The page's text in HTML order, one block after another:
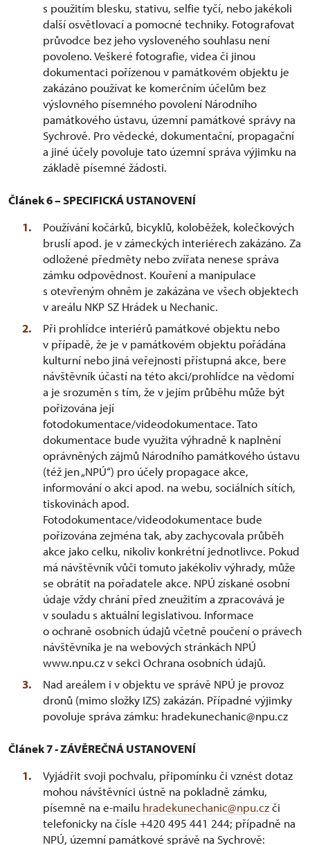
s použitím blesku, stativu, selfie tyčí, nebo jakékoli
další osvětlovací a pomocné techniky. Fotografovat
průvodce bez jeho vysloveného souhlasu není
povoleno. Veškeré fotografie, videa či jinou
dokumentaci pořízenou v památkovém objektu je
zakázáno používat ke komerčním účelům bez
výslovného písemného povolení Národního
památkového ústavu, územní památkové správy na
Sychrově. Pro vědecké, dokumentační, propagační
a jiné účely povoluje tato územní správa výjimku na
základě písemné žádosti.
Článek 6 – SPECIFICKÁ USTANOVENÍ
Používání kočárků, bicyklů, koloběžek, kolečkových
bruslí apod. je v zámeckých interiérech zakázáno. Za
odložené předměty nebo zvířata nenese správa
zámku odpovědnost. Kouření a manipulace
s otevřeným ohněm je zakázána ve všech objektech
v areálu NKP SZ Hrádek u Nechanic.
Při prohlídce interiérů památkové objektu nebo
v případě, že je v památkovém objektu pořádána
kulturní nebo jiná veřejnosti přístupná akce, bere
návštěvník účastí na této akci/prohlídce na vědomí
a je srozuměn s tím, že v jejím průběhu může být
pořizována její
fotodokumentace/videodokumentace. Tato
dokumentace bude využita výhradně k naplnění
oprávněných zájmů Národního památkového ústavu
(též jen „NPÚ“) pro účely propagace akce,
informování o akci apod. na webu, sociálních sítích,
tiskovinách apod.
Fotodokumentace/videodokumentace bude
pořizována zejména tak, aby zachycovala průběh
akce jako celku, nikoliv konkrétní jednotlivce. Pokud
má návštěvník vůči tomuto jakékoliv výhrady, může
se obrátit na pořadatele akce. NPÚ získané osobní
údaje vždy chrání před zneužitím a zpracovává je
v souladu s aktuální legislativou. Informace
o ochraně osobních údajů včetně poučení o právech
návštěvníka je na webových stránkách NPÚ
www.npu.cz v sekci Ochrana osobních údajů.
Nad areálem i v objektu ve správě NPÚ je provoz
dronů (mimo složky IZS) zakázán. Případné výjimky
povoluje správa zámku: hradekunechanic@npu.cz
Článek 7 - ZÁVĚREČNÁ USTANOVENÍ
Vyjádřit svoji pochvalu, připomínku či vznést dotaz
mohou návštěvníci ústně na pokladně zámku,
písemně na e-mailu hradekunechanic@npu.czči
telefonicky na čísle +420 495 441 244; případně na
NPÚ, územní památkové správě na Sychrově: